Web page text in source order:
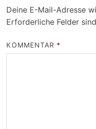
Deine E-Mail-Adresse
Erforderliche Felder
KOMMENTAR *